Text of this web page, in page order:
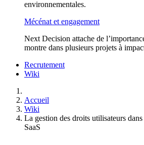
environnementales.
Mécénat et engagement
Next Decision attache de
montre dans plusieurs projets à
Recrutement
Wiki
Accueil
Wiki
La gestion des droits utilisateurs
SaaS